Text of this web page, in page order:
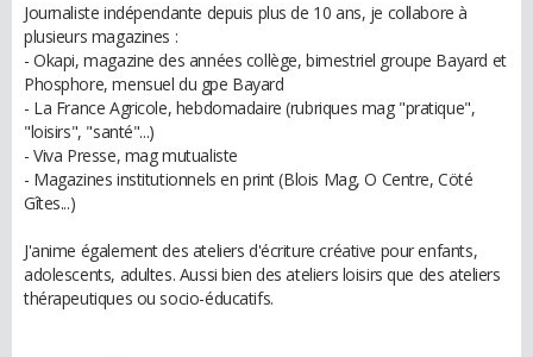
Journaliste indépendante depuis plus de 10 ans, je collabore à
plusieurs magazines :
- Okapi, magazine des années collège, bimestriel groupe Bayard et
Phosphore, mensuel du gpe Bayard
- La France Agricole, hebdomadaire (rubriques mag "pratique",
"loisirs", "santé"...)
- Viva Presse, mag mutualiste
- Magazines institutionnels en print (Blois Mag, O Centre, Cöté
Gîtes...)
J'anime également des ateliers d'écriture créative pour enfants,
adolescents, adultes. Aussi bien des ateliers loisirs que des ateliers
thérapeutiques ou socio-éducatifs.